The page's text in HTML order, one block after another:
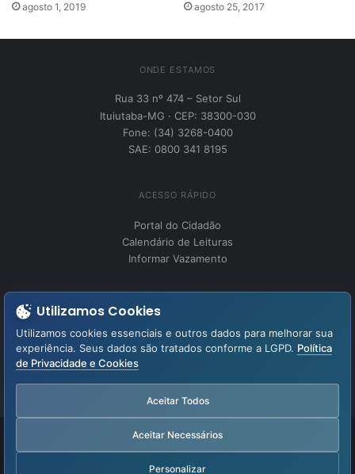
agosto 1, 2019 agosto 25, 2017
ONDE ESTAMOS
Rua 33 nº 474 – Setor Sul
Ituiutaba-MG · CEP: 38300-030
Fone: (34) 3268-0400
SAE: 0800 341 8195
ACESSO RÁPIDO
Portal do Cidadão
Calendário de Leituras
Informar Vazamento
Perguntas Frequentes
Fale Conosco
LGPD – Lei Geral de Proteção de Dados
Utilizamos Cookies
Utilizamos cookies essenciais e outros dados para melhorar sua
experiência. Seus dados são tratados conforme a LGPD. Política
de Privacidade e Cookies
Aceitar Todos
Aceitar Necessários
Personalizar